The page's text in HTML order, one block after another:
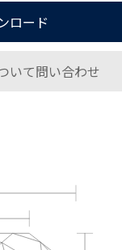
ロード
いて問い合わせ